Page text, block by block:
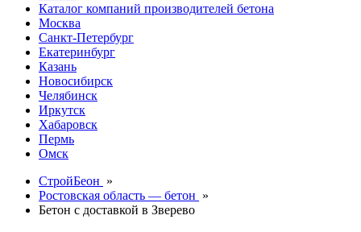
Каталог компаний производителей бетона
Москва
Санкт-Петербург
Екатеринбург
Казань
Новосибирск
Челябинск
Иркутск
Хабаровск
Пермь
Омск
СтройБеон »
Ростовская область — бетон »
Бетон с доставкой в Зверево